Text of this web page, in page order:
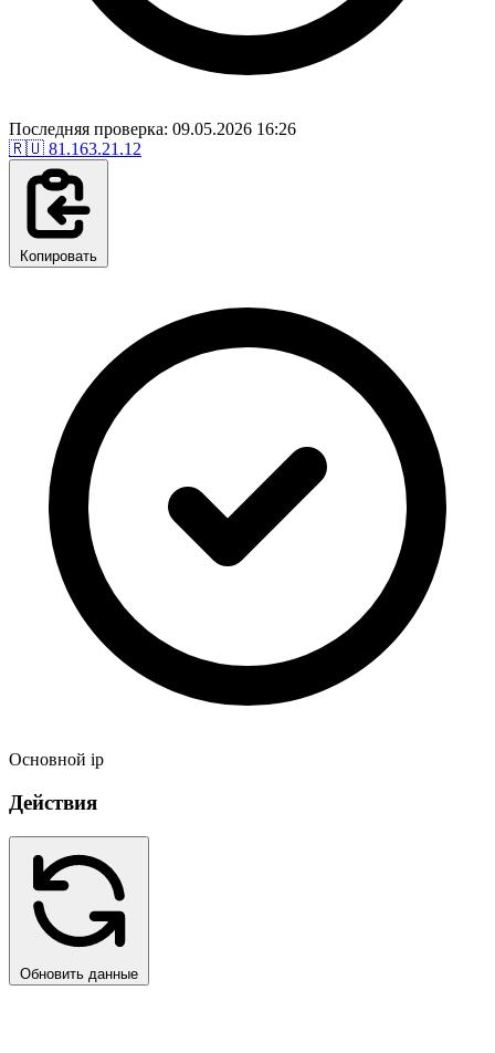
Последняя проверка: 09.05.2026 16:26
🇷🇺 81.163.21.12
Копировать
Основной ip
Действия
Обновить данные